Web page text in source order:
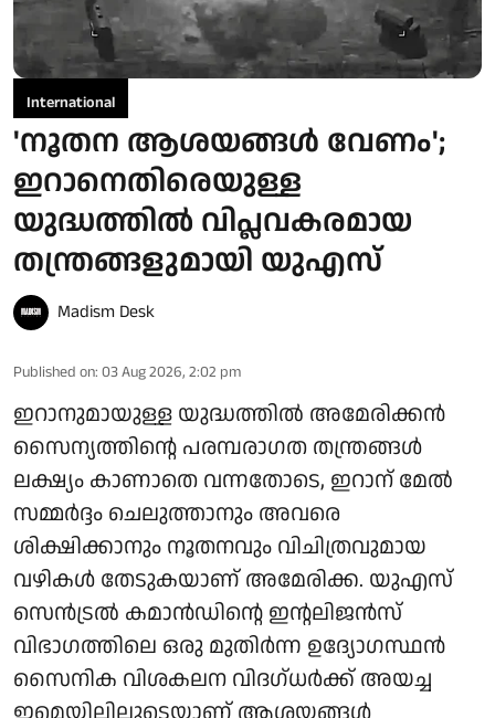
International
'നൂതന ആശയങ്ങൾ വേണം';
ഇറാനെതിരെയുള്ള
യുദ്ധത്തിൽ വിപ്ലവകരമായ
തന്ത്രങ്ങളുമായി യുഎസ്
Madism Desk
Published on: 03 Aug 2026, 2:02 pm
ഇറാനുമായുള്ള യുദ്ധത്തിൽ അമേരിക്കൻ
സൈന്യത്തിന്റെ പരമ്പരാഗത തന്ത്രങ്ങൾ
ലക്ഷ്യം കാണാതെ വന്നതോടെ, ഇറാന് മേൽ
സമ്മർദ്ദം ചെലുത്താനും അവരെ
ശിക്ഷിക്കാനും നൂതനവും വിചിത്രവുമായ
വഴികൾ തേടുകയാണ് അമേരിക്ക. യുഎസ്
സെൻട്രൽ കമാൻഡിന്റെ ഇന്റലിജൻസ്
വിഭാഗത്തിലെ ഒരു മുതിർന്ന ഉദ്യോഗസ്ഥൻ
സൈനിക വിശകലന വിദഗ്ധർക്ക് അയച്ച